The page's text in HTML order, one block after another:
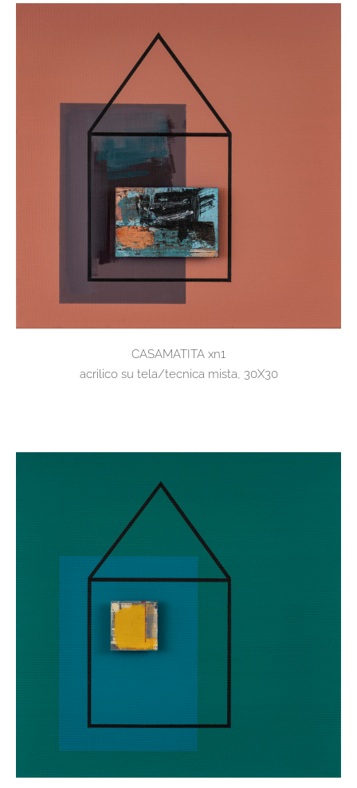
CASAMATITA xn1
acrilico su tela/tecnica mista, 30X30